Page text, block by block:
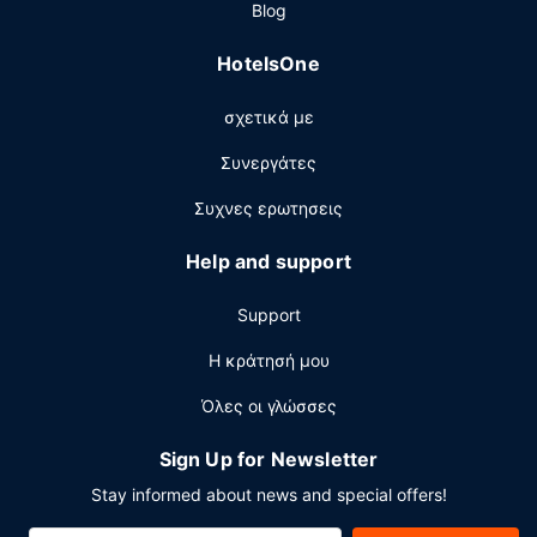
πωλητής. Στους χώρους μας θα βρείτε δωρεάν
Blog
HotelsOne
σχετικά με
Συνεργάτες
Συχνες ερωτησεις
Help and support
Support
Η κράτησή μου
Όλες οι γλώσσες
Sign Up for Newsletter
Stay informed about news and special offers!